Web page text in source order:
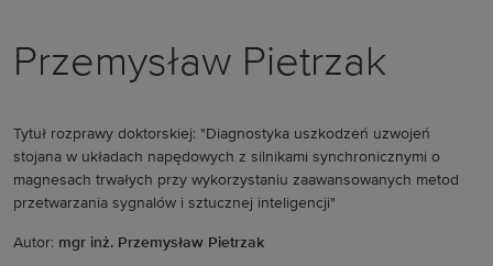
Przemysław Pietrzak
Tytuł rozprawy doktorskiej: "Diagnostyka uszkodzeń uzwojeń
stojana w układach napędowych z silnikami synchronicznymi o
magnesach trwałych przy wykorzystaniu zaawansowanych metod
przetwarzania sygnalów i sztucznej inteligencji"
Autor: mgr inż. Przemysław Pietrzak